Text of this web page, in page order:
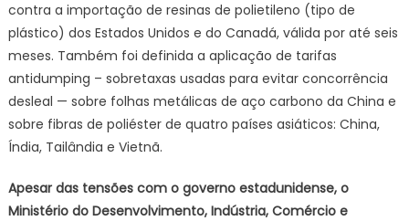
contra a importação de resinas de polietileno (tipo de
plástico) dos Estados Unidos e do Canadá, válida por até seis
meses. Também foi definida a aplicação de tarifas
antidumping – sobretaxas usadas para evitar concorrência
desleal — sobre folhas metálicas de aço carbono da China e
sobre fibras de poliéster de quatro países asiáticos: China,
Índia, Tailândia e Vietnã.
Apesar das tensões com o governo estadunidense, o
Ministério do Desenvolvimento, Indústria, Comércio e